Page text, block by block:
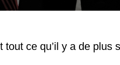
tout ce qu’il y a de plus